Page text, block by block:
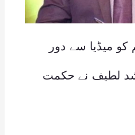
کو میڈیا سے دور
لطیف نے حکمت